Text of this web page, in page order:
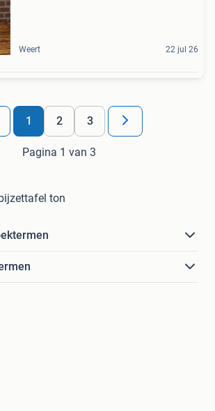
Weert 22 jul 26
1 2 3
Pagina 1 van 3
ton